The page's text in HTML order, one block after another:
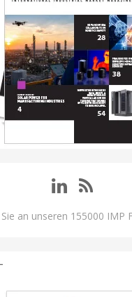
an unseren 155000 IMP